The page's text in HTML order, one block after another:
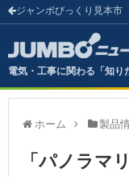
ジャンボびっくり見本市
電気・工事に関わる「知り
ホーム 製品
「パノラマ